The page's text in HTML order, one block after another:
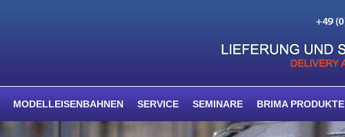
MODELLEISENBAHNEN SERVICE SEMINARE BRIMA PRODUKTE